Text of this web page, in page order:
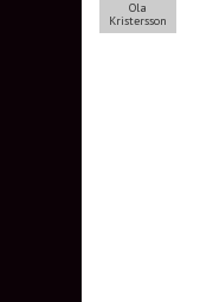
Ola
Kristersson